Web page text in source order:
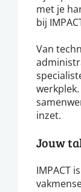
met je
bij
Van
inzet.
Jouw
IMPACT